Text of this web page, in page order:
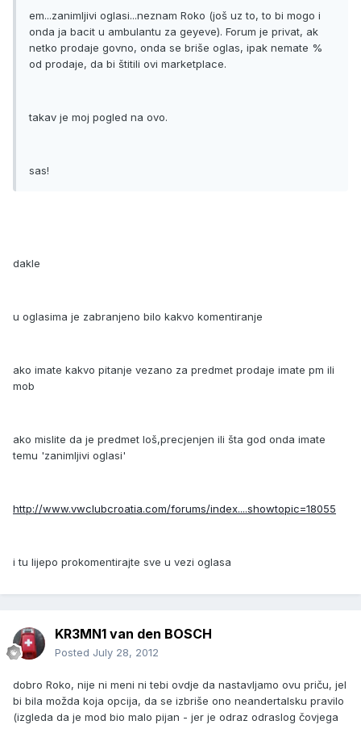
em...zanimljivi oglasi...neznam Roko (još uz to, to bi mogo i
onda ja bacit u ambulantu za geyeve). Forum je privat, ak
netko prodaje govno, onda se briše oglas, ipak nemate %
od prodaje, da bi štitili ovi marketplace.
takav je moj pogled na ovo.
sas!
dakle
u oglasima je zabranjeno bilo kakvo komentiranje
ako imate kakvo pitanje vezano za predmet prodaje imate pm ili
mob
ako mislite da je predmet loš,precjenjen ili šta god onda imate
temu 'zanimljivi oglasi'
http://www.vwclubcroatia.com/forums/index....showtopic=18055
i tu lijepo prokomentirajte sve u vezi oglasa
KR3MN1 van den BOSCH
Posted July 28, 2012
dobro Roko, nije ni meni ni tebi ovdje da nastavljamo ovu priču, jel
bi bila možda koja opcija, da se izbriše ono neandertalsku pravilo
(izgleda da je mod bio malo pijan - jer je odraz odraslog čovjega